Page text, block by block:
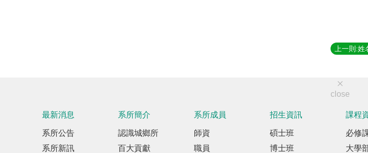
close
最新消息
系所公告
系所新訊
系所簡介
認識城鄉所
百大貢獻
系所成員
師資
職員
招生資訊
碩士班
博士班
課程
必修
大學